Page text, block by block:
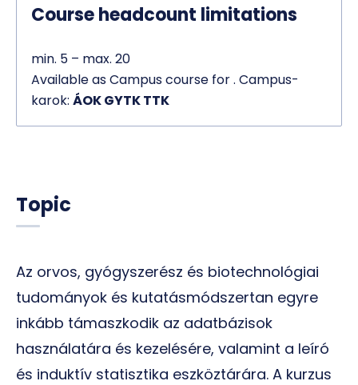
Course headcount limitations
min. 5 – max. 20
Available as Campus course for . Campus-
karok: ÁOK GYTK TTK
Topic
Az orvos, gyógyszerész és biotechnológiai
tudományok és kutatásmódszertan egyre
inkább támaszkodik az adatbázisok
használatára és kezelésére, valamint a leíró
és induktív statisztika eszköztárára. A kurzus